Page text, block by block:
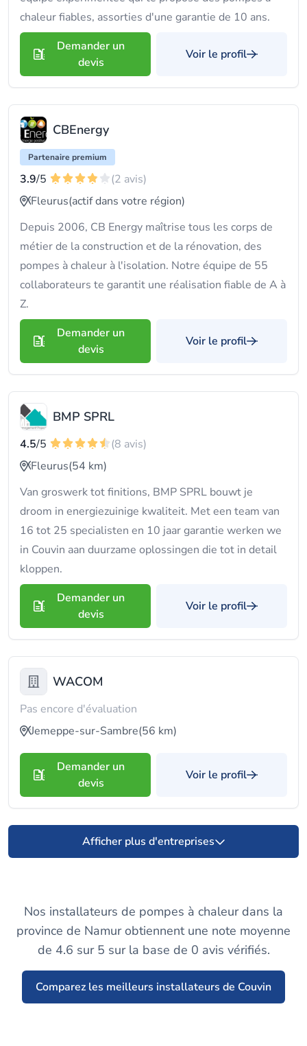
chaleur fiables, assorties d'une garantie de 10 ans.
Demander un
devis
Voir le profil
CBEnergy
Partenaire premium
3.9/5
(2 avis)
Fleurus(actif dans votre région)
Depuis 2006, CB Energy maîtrise tous les corps de
métier de la construction et de la rénovation, des
pompes à chaleur à l'isolation. Notre équipe de 55
collaborateurs te garantit une réalisation fiable de A à
Z.
Demander un
devis
Voir le profil
BMP SPRL
4.5/5
(8 avis)
Fleurus(54 km)
Van groswerk tot finitions, BMP SPRL bouwt je
droom in energie­zuinige kwaliteit. Met een team van
16 tot 25 specialisten en 10 jaar garantie werken we
in Couvin aan duurzame oplossingen die tot in detail
kloppen.
Demander un
devis
Voir le profil
WACOM
Pas encore d'évaluation
Jemeppe-sur-Sambre(56 km)
Demander un
devis
Voir le profil
Afficher plus d'entreprises
Nos installateurs de pompes à chaleur dans la
province de Namur obtiennent une note moyenne
de 4.6 sur 5 sur la base de 0 avis vérifiés.
Comparez les meilleurs installateurs de Couvin